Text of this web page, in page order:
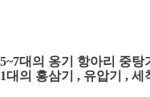
5~7대의 옹기 항아리 중탕
1대의 홍삼기 , 유압기 ,